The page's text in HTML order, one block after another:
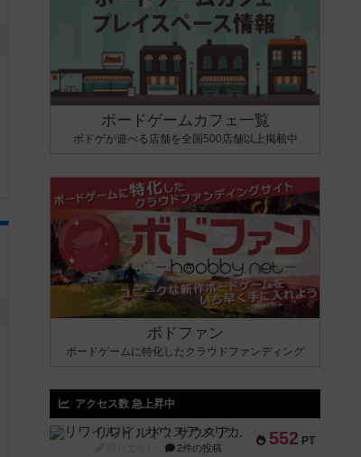
ボードゲームカフェ一覧
ボドゲが遊べる店舗を全国500店舗以上掲載中
ボドファン
ボードゲームに特化したクラウドファンディング
アクセス数 急上昇中
552 PT
リワイルド：サウスアメリカ
2件の投稿